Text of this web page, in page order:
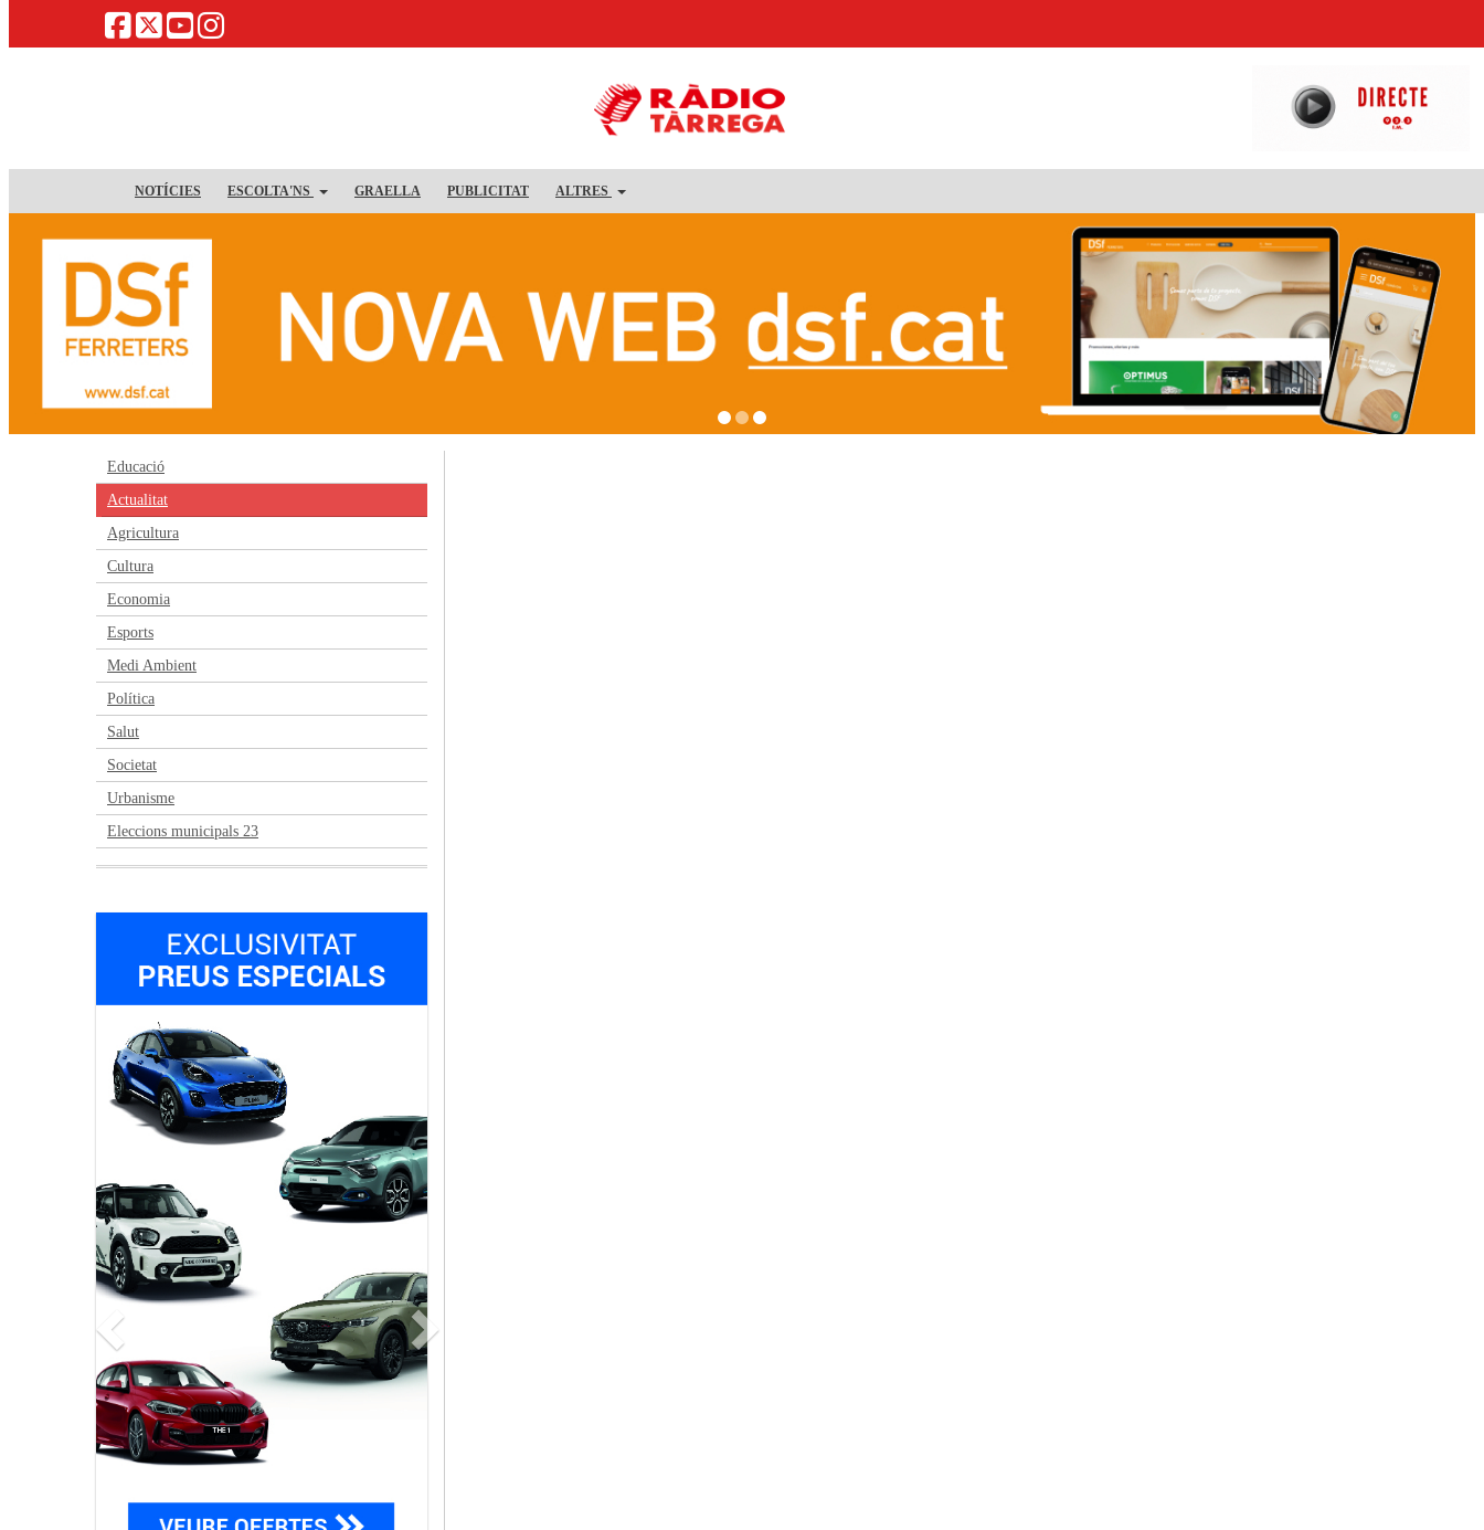
NOTÍCIES ESCOLTA'NS GRAELLA PUBLICITAT ALTRES
Educació
Actualitat
Agricultura
Cultura
Economia
Esports
Medi Ambient
Política
Salut
Societat
Urbanisme
Eleccions municipals 23